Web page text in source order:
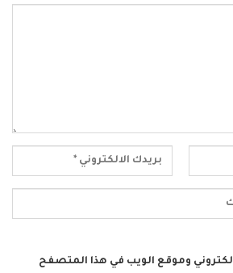
وموقع الويب في هذا المتصفح